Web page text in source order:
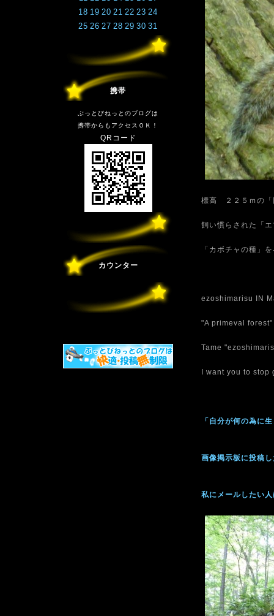
18 19 20 21 22 23 24
25 26 27 28 29 30 31
携帯
ぶっとびねっとのブログは
携帯からもアクセスＯＫ！
QRコード
カウンター
標高 ２２５ｍの「
飼い慣らされた「
「カボチャの種
ezoshimarisu IN
"A primeval
Tame
I want you to
「自分が何の為に
画像掲示板に投稿
私にメールしたい